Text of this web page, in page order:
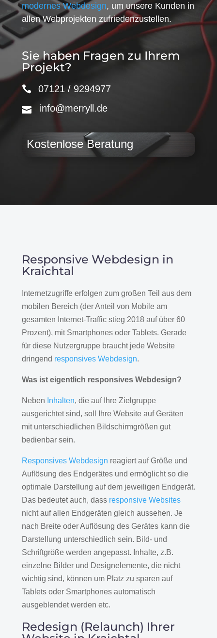
modernes Webdesign, um unsere Kunden in
allen Webprojekten zufriedenzustellen.
Sie haben Fragen zu Ihrem
Projekt?
07121 / 9294977
info@merryll.de
Kostenlose Beratung
Responsive Webdesign in
Kraichtal
Internetzugriffe erfolgen zum großen Teil aus dem
mobilen Bereich (der Anteil von Mobile am
gesamten Internet-Traffic stieg 2018 auf über 60
Prozent), mit Smartphones oder Tablets. Gerade
für diese Nutzergruppe braucht jede Website
dringend responsives Webdesign.
Was ist eigentlich responsives Webdesign?
Neben Inhalten, die auf Ihre Zielgruppe
ausgerichtet sind, soll Ihre Website auf Geräten
mit unterschiedlichen Bildschirmgrößen gut
bedienbar sein.
Responsives Webdesign reagiert auf Größe und
Auflösung des Endgerätes und ermöglicht so die
optimale Darstellung auf dem jeweiligen Endgerät.
Das bedeutet auch, dass responsive Websites
nicht auf allen Endgeräten gleich aussehen. Je
nach Breite oder Auflösung des Gerätes kann die
Darstellung unterschiedlich sein. Bild- und
Schriftgröße werden angepasst. Inhalte, z.B.
einzelne Bilder und Designelemente, die nicht
wichtig sind, können um Platz zu sparen auf
Tablets oder Smartphones automatisch
ausgeblendet werden etc.
Redesign (Relaunch) Ihrer